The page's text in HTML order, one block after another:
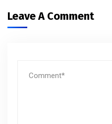
Leave A Comment